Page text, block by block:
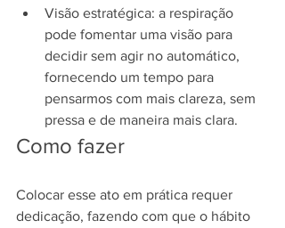
Visão estratégica: a respiração
pode fomentar uma visão para
decidir sem agir no automático,
fornecendo um tempo para
pensarmos com mais clareza, sem
pressa e de maneira mais clara.
Como fazer
Colocar esse ato em prática requer
dedicação, fazendo com que o hábito